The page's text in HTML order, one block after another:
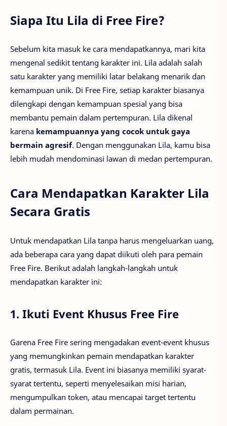
Siapa Itu Lila di Free Fire?
Sebelum kita masuk ke cara mendapatkannya, mari kita
mengenal sedikit tentang karakter ini. Lila adalah salah
satu karakter yang memiliki latar belakang menarik dan
kemampuan unik. Di Free Fire, setiap karakter biasanya
dilengkapi dengan kemampuan spesial yang bisa
membantu pemain dalam pertempuran. Lila dikenal
karena kemampuannya yang cocok untuk gaya
bermain agresif. Dengan menggunakan Lila, kamu bisa
lebih mudah mendominasi lawan di medan pertempuran.
Cara Mendapatkan Karakter Lila
Secara Gratis
Untuk mendapatkan Lila tanpa harus mengeluarkan uang,
ada beberapa cara yang dapat diikuti oleh para pemain
Free Fire. Berikut adalah langkah-langkah untuk
mendapatkan karakter ini:
1. Ikuti Event Khusus Free Fire
Garena Free Fire sering mengadakan event-event khusus
yang memungkinkan pemain mendapatkan karakter
gratis, termasuk Lila. Event ini biasanya memiliki syarat-
syarat tertentu, seperti menyelesaikan misi harian,
mengumpulkan token, atau mencapai target tertentu
dalam permainan.